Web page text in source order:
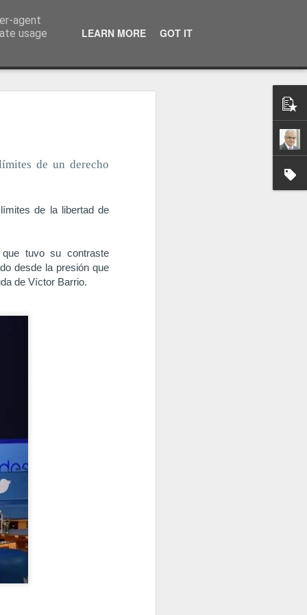
de un derecho
de la libertad de
tuvo su contraste
desde la presión que
de Víctor Barrio.
agent
usage
LEARN MORE GOT IT